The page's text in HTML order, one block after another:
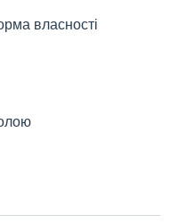
власності